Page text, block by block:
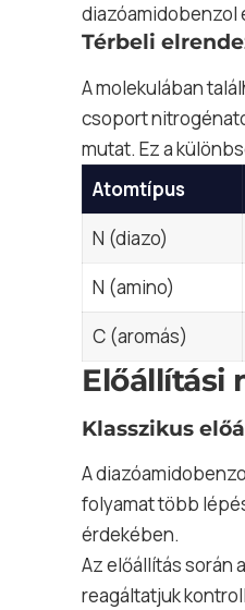
diazóamidobenzol
Térbeli
A molekulában
csoport
mutat. Ez a
Atomtípus
N (diazo)
N (amino)
C (aromás)
Előállítási
Klasszikus
A
folyamat több
érdekében.
Az előállítás során
reagáltatjuk